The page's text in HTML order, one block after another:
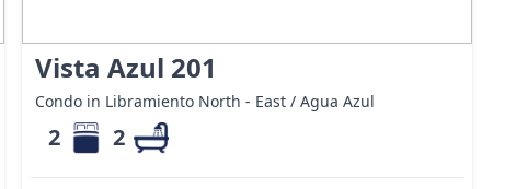
Vista Azul 201
Condo in Libramiento North - East / Agua Azul
2 2